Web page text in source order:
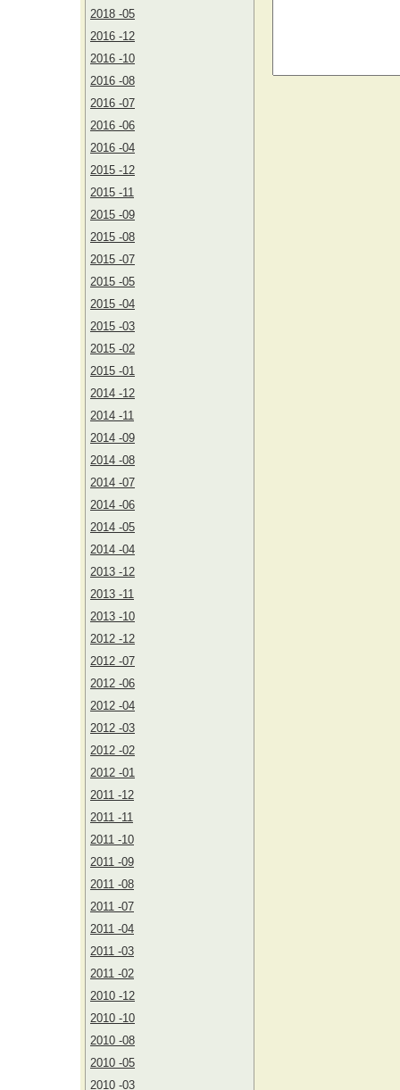
2018 -05
2016 -12
2016 -10
2016 -08
2016 -07
2016 -06
2016 -04
2015 -12
2015 -11
2015 -09
2015 -08
2015 -07
2015 -05
2015 -04
2015 -03
2015 -02
2015 -01
2014 -12
2014 -11
2014 -09
2014 -08
2014 -07
2014 -06
2014 -05
2014 -04
2013 -12
2013 -11
2013 -10
2012 -12
2012 -07
2012 -06
2012 -04
2012 -03
2012 -02
2012 -01
2011 -12
2011 -11
2011 -10
2011 -09
2011 -08
2011 -07
2011 -04
2011 -03
2011 -02
2010 -12
2010 -10
2010 -08
2010 -05
2010 -03